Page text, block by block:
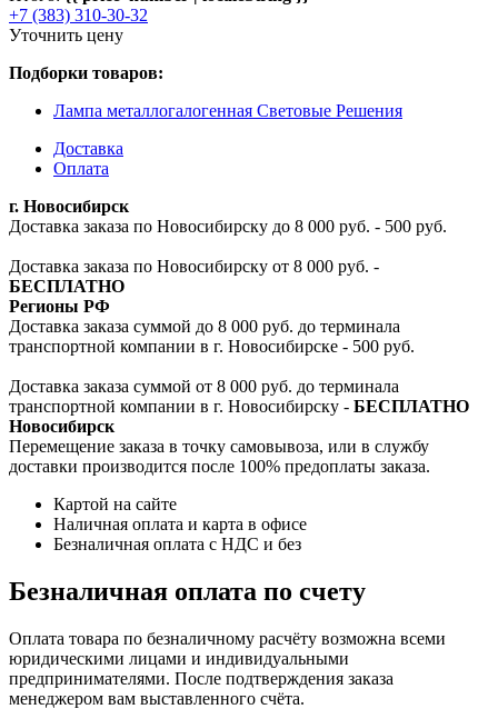
+7 (383) 310-30-32
Уточнить цену
Подборки товаров:
Лампа металлогалогенная Световые Решения
Доставка
Оплата
г. Новосибирск
Доставка заказа по Новосибирску до 8 000 руб. - 500 руб.
Доставка заказа по Новосибирску от 8 000 руб. -
БЕСПЛАТНО
Регионы РФ
Доставка заказа суммой до 8 000 руб. до терминала
транспортной компании в г. Новосибирске - 500 руб.
Доставка заказа суммой от 8 000 руб. до терминала
транспортной компании в г. Новосибирску - БЕСПЛАТНО
Новосибирск
Перемещение заказа в точку самовывоза, или в службу
доставки производится после 100% предоплаты заказа.
Картой на сайте
Наличная оплата и карта в офисе
Безналичная оплата с НДС и без
Безналичная оплата по счету
Оплата товара по безналичному расчёту возможна всеми
юридическими лицами и индивидуальными
предпринимателями. После подтверждения заказа
менеджером вам выставленного счёта.